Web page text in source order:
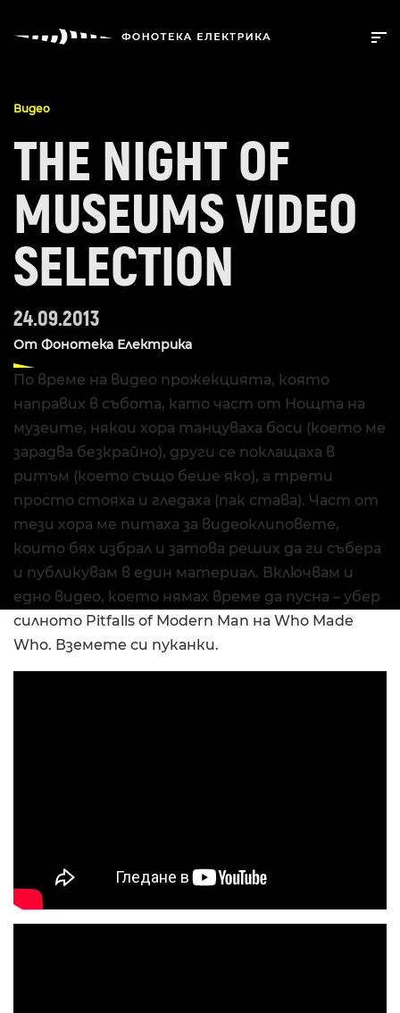
Видео
THE NIGHT OF
MUSEUMS VIDEO
SELECTION
24.09.2013
От Фонотека Електрика
По време на видео прожекцията, която
направих в събота, като част от Нощта на
музеите, някои хора танцуваха боси (което ме
зарадва безкрайно), други се поклащаха в
ритъм (което също беше яко), а трети
просто стояха и гледаха (пак става). Част от
тези хора ме питаха за видеоклиповете,
които бях избрал и затова реших да ги събера
и публикувам в един материал. Включвам и
едно видео, което нямах време да пусна – убер
силното Pitfalls of Modern Man на Who Made
Who. Вземете си пуканки.